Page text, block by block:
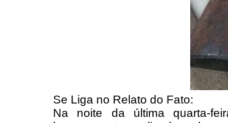
Se Liga no Relato do Fato:
Na noite da última quarta-